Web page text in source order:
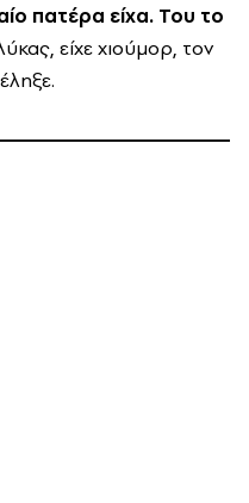
πατέρα είχα. Του το
είχε χιούμορ, τον